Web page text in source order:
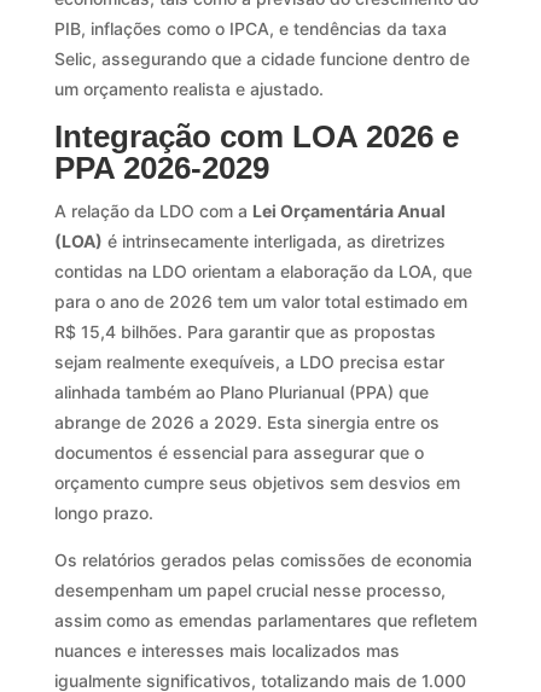
PIB, inflações como o IPCA, e tendências da taxa
Selic, assegurando que a cidade funcione dentro de
um orçamento realista e ajustado.
Integração com LOA 2026 e
PPA 2026-2029
A relação da LDO com a Lei Orçamentária Anual
(LOA) é intrinsecamente interligada, as diretrizes
contidas na LDO orientam a elaboração da LOA, que
para o ano de 2026 tem um valor total estimado em
R$ 15,4 bilhões. Para garantir que as propostas
sejam realmente exequíveis, a LDO precisa estar
alinhada também ao Plano Plurianual (PPA) que
abrange de 2026 a 2029. Esta sinergia entre os
documentos é essencial para assegurar que o
orçamento cumpre seus objetivos sem desvios em
longo prazo.
Os relatórios gerados pelas comissões de economia
desempenham um papel crucial nesse processo,
assim como as emendas parlamentares que refletem
nuances e interesses mais localizados mas
igualmente significativos, totalizando mais de 1.000